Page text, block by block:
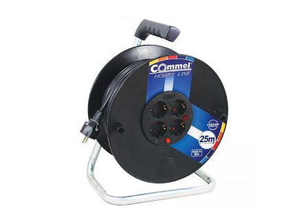
DODAJ U KOŠARICU